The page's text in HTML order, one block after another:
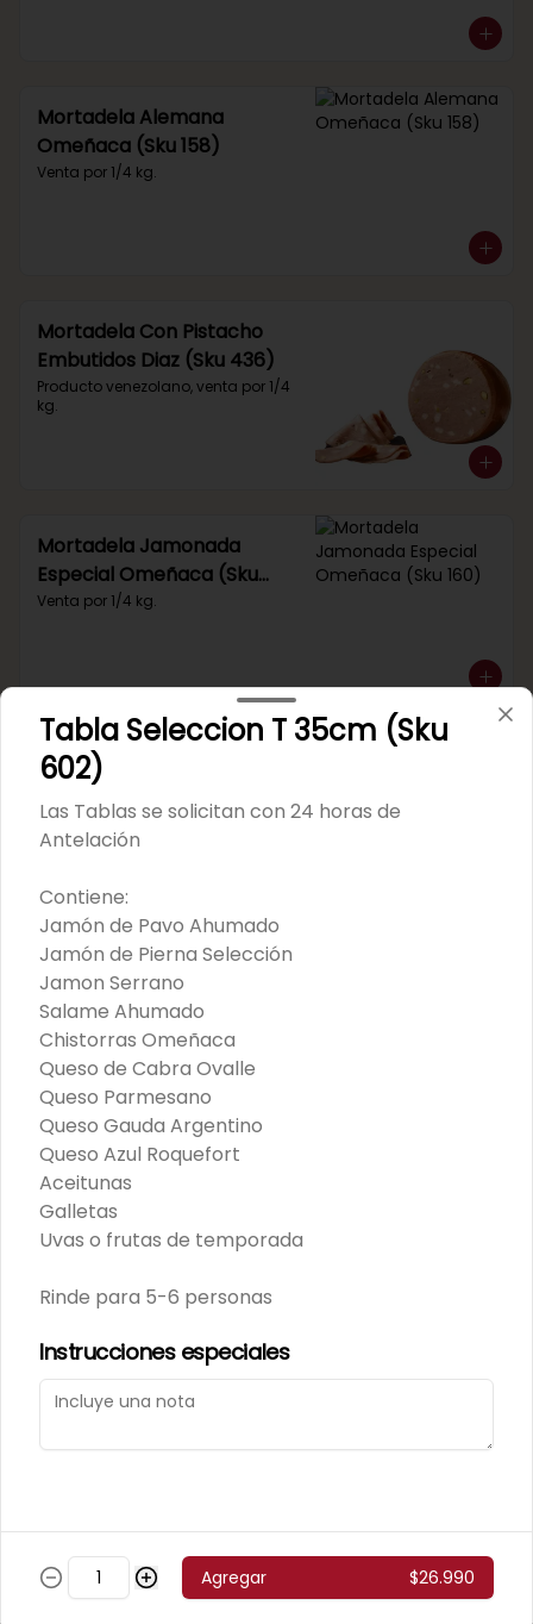
Mortadela Alemana
Omeñaca (Sku 158)
Venta por 1/4 kg.
Mortadela Con Pistacho
Embutidos Diaz (Sku 436)
Producto venezolano, venta por 1/4
kg.
Mortadela Jamonada
Especial Omeñaca (Sku
160)
Venta por 1/4 kg.
Mortadela Jamonada Pavo
Pollo King (Sku 102)
Venta por 1/4 kg.
Mortadela Jamonada
Receta Del Abuelo (Sku
177)
Venta por 1/4 kg.
Mortadela Jamonada
Supercerdo (Sku 101)
Venta por 1/4 kg.
Mortadela Jamonada
Tabla Seleccion T 35cm (Sku
602)
Las Tablas se solicitan con 24 horas de
Antelación
Contiene:
Jamón de Pavo Ahumado
Jamón de Pierna Selección
Jamon Serrano
Salame Ahumado
Chistorras Omeñaca
Queso de Cabra Ovalle
Queso Parmesano
Queso Gauda Argentino
Queso Azul Roquefort
Aceitunas
Galletas
Uvas o frutas de temporada
Rinde para 5-6 personas
Instrucciones especiales
Agregar $26.990